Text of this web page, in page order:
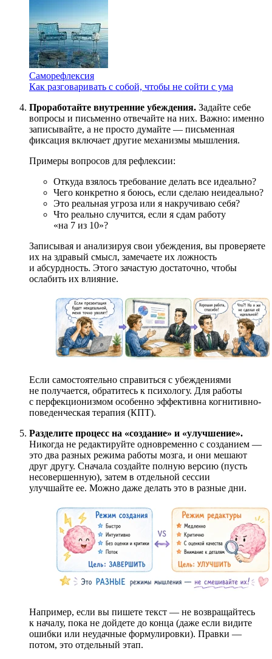
Саморефлексия
Как разговаривать с собой, чтобы не сойти с ума
Проработайте внутренние убеждения. Задайте себе
вопросы и письменно отвечайте на них. Важно: именно
записывайте, а не просто думайте — письменная
фиксация включает другие механизмы мышления.
Примеры вопросов для рефлексии:
Откуда взялось требование делать все идеально?
Чего конкретно я боюсь, если сделаю неидеально?
Это реальная угроза или я накручиваю себя?
Что реально случится, если я сдам работу
«на 7 из 10»?
Записывая и анализируя свои убеждения, вы проверяете
их на здравый смысл, замечаете их ложность
и абсурдность. Этого зачастую достаточно, чтобы
ослабить их влияние.
Если самостоятельно справиться с убеждениями
не получается, обратитесь к психологу. Для работы
с перфекционизмом особенно эффективна когнитивно-
поведенческая терапия (КПТ).
Разделите процесс на «создание» и «улучшение».
Никогда не редактируйте одновременно с созданием —
это два разных режима работы мозга, и они мешают
друг другу. Сначала создайте полную версию (пусть
несовершенную), затем в отдельной сессии
улучшайте ее. Можно даже делать это в разные дни.
Например, если вы пишете текст — не возвращайтесь
к началу, пока не дойдете до конца (даже если видите
ошибки или неудачные формулировки). Правки —
потом, это отдельный этап.